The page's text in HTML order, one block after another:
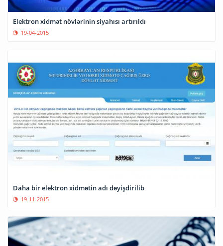
Elektron xidmət növlərinin siyahısı artırıldı
19-04-2015
Daha bir elektron xidmətin adı dəyişdirilib
19-11-2015